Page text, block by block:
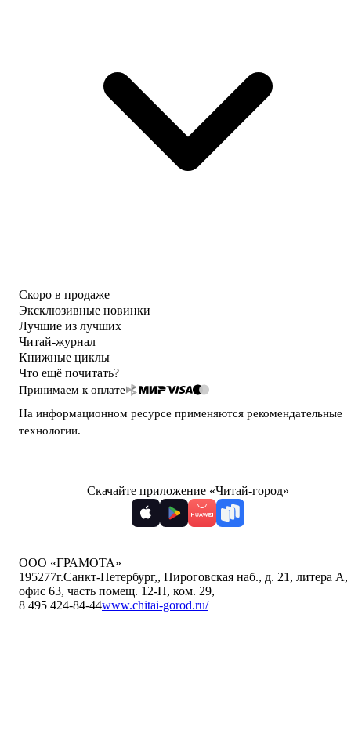
Скоро в продаже
Эксклюзивные новинки
Лучшие из лучших
Читай-журнал
Книжные циклы
Что ещё почитать?
Принимаем к оплате
На информационном ресурсе применяются рекомендательные
технологии.
Скачайте приложение «Читай-город»
ООО «ГРАМОТА»
195277г.Санкт-Петербург,, Пироговская наб., д. 21, литера А,
офис 63, часть помещ. 12-Н, ком. 29,
8 495 424-84-44www.chitai-gorod.ru/